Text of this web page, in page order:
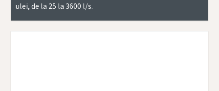
ulei, de la 25 la 3600 l/s.